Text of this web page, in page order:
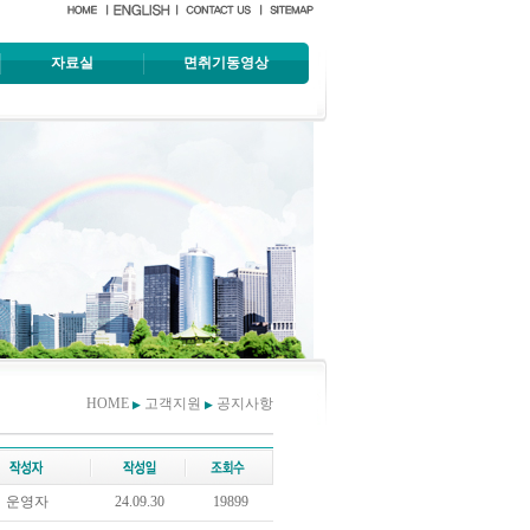
자료실 면취기동영상
HOME ▶ 고객지원 ▶ 공지사항
운영자 24.09.30 19899